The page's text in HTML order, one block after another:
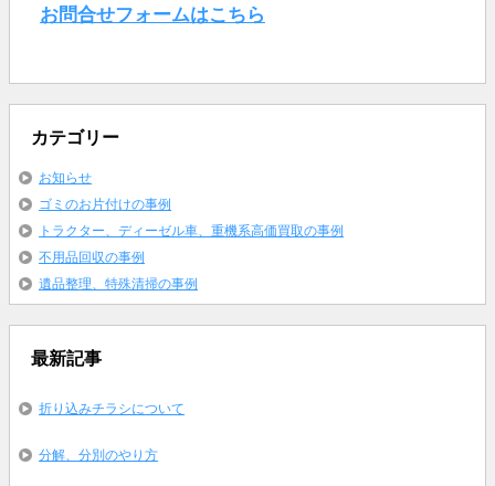
お問合せフォームはこちら
カテゴリー
お知らせ
ゴミのお片付けの事例
トラクター、ディーゼル車、重機系高価買取の事例
不用品回収の事例
遺品整理、特殊清掃の事例
最新記事
折り込みチラシについて
分解、分別のやり方